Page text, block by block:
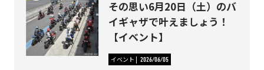
その思い6月20日（土）のバ
イギャザで叶えましょう！
【イベント】
イベント 2026/06/05